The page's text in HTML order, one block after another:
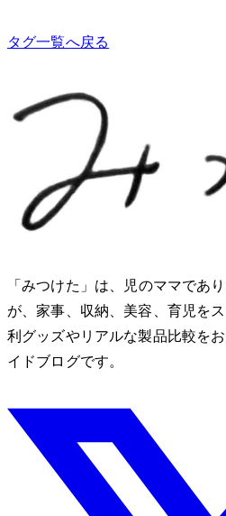
タグ一覧へ戻る
「みつけた」は、2児のママであり
が、家事、収納、美容、育児を
利グッズやリアルな製品比較を
イドブログです。